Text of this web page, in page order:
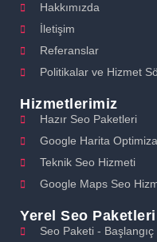
Hakkımızda
İletişim
Referanslar
Politikalar ve Hizmet
Hizmetlerimiz
Hazır Seo Paketleri
Google Harita
Teknik Seo Hizmeti
Google Maps Seo
Yerel Seo Paketleri
Seo Paketi - Başlangıç